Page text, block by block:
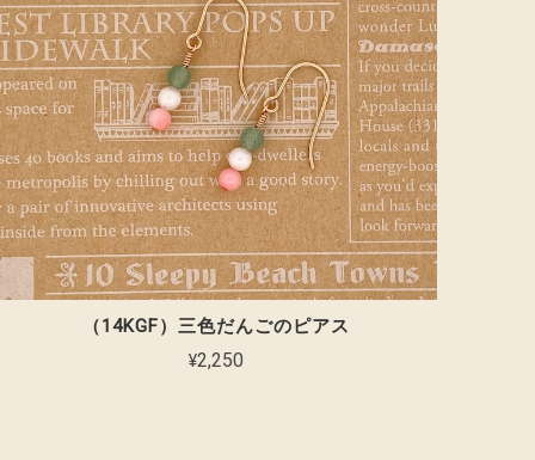
（14KGF）三色だんごのピアス
¥2,250